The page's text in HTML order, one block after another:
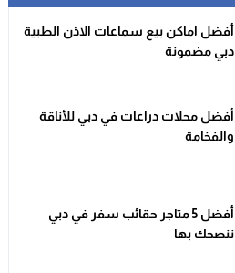
أفضل اماكن بيع سماعات الاذن الطبية
دبي مضمونة
أفضل محلات دراعات في دبي للأناقة
والفخامة
أفضل 5 متاجر حقائب سفر في دبي
ننصحك بها